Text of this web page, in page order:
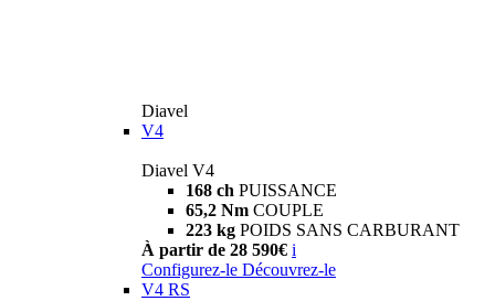
Diavel
V4
Diavel V4
168 ch PUISSANCE
65,2 Nm COUPLE
223 kg POIDS SANS CARBURANT
À partir de 28 590€ i
Configurez-le Découvrez-le
V4 RS